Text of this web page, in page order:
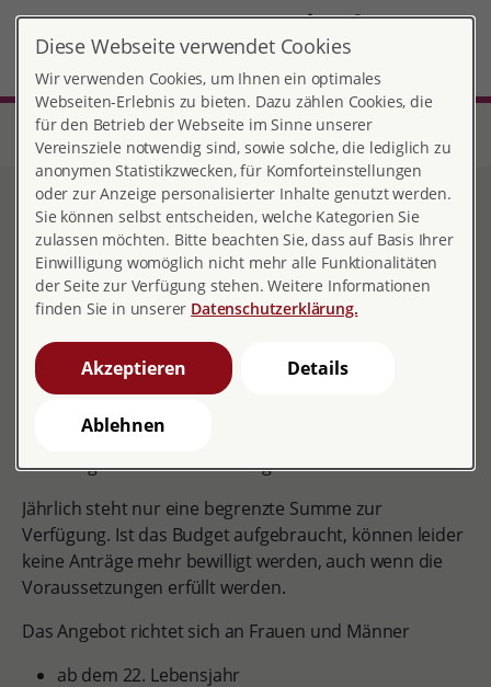
DE
Start Niedersachsen
Beratungsstelle Emden
Kostenübernahme Verhütungsmittel
Kostenübernahme
Verhütungsmittel
Der Verhütungsmittelfonds wird durch die Stadt
Emden finanziert und durch die pro familia
Beratungsstelle Emden durchgeführt.
Jährlich steht nur eine begrenzte Summe zur
Verfügung. Ist das Budget aufgebraucht, können leider
keine Anträge mehr bewilligt werden, auch wenn die
Voraussetzungen erfüllt werden.
Das Angebot richtet sich an Frauen und Männer
ab dem 22. Lebensjahr
Diese Webseite verwendet Cookies
Wir verwenden Cookies, um Ihnen ein optimales
Webseiten-Erlebnis zu bieten. Dazu zählen Cookies, die
für den Betrieb der Webseite im Sinne unserer
Vereinsziele notwendig sind, sowie solche, die lediglich zu
anonymen Statistikzwecken, für Komforteinstellungen
oder zur Anzeige personalisierter Inhalte genutzt werden.
Sie können selbst entscheiden, welche Kategorien Sie
zulassen möchten. Bitte beachten Sie, dass auf Basis Ihrer
Einwilligung womöglich nicht mehr alle Funktionalitäten
der Seite zur Verfügung stehen. Weitere Informationen
finden Sie in unserer Datenschutzerklärung.
Akzeptieren Details
Ablehnen